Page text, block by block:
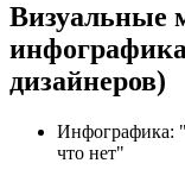
Визуальные
дизайнеров)
Инфографика:
что нет"